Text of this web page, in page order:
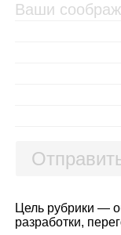
Цель рубрики —
разработки,